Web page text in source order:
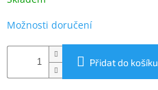
www.inpraise.cz
a
Možnosti doručení
Přidat do košíku